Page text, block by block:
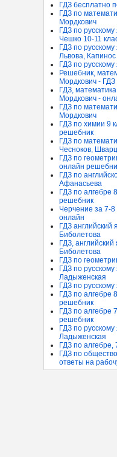
ГДЗ бесплатно
ГДЗ по
Мордкович
ГДЗ по
Чешко 10-11
ГДЗ по
Львова, Капинос
ГДЗ по
Решебник,
Мордкович -
ГДЗ,
Мордкович -
ГДЗ по
Мордкович
ГДЗ по химии 9
решебник
ГДЗ по
Чесноков,
ГДЗ по
онлайн
ГДЗ по
Афанасьева
ГДЗ по алгебре
решебник
Черчение за 7-
онлайн
ГДЗ английский
Биболетова
ГДЗ,
Биболетова
ГДЗ по
ГДЗ по
Ладыженская
ГДЗ по
ГДЗ по алгебре
решебник
ГДЗ по алгебре
решебник
ГДЗ по
Ладыженская
ГДЗ по алгебре,
ГДЗ по
ответы на